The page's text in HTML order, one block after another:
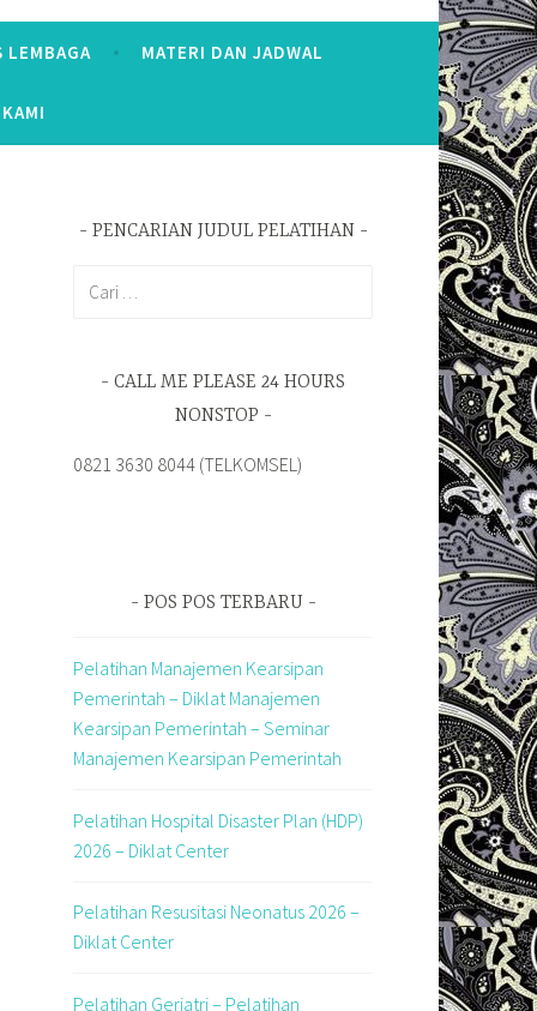
LEMBAGA MATERI DAN JADWAL
PENCARIAN JUDUL PELATIHAN
CALL ME PLEASE 24 HOURS
NONSTOP
0821 3630 8044 (TELKOMSEL)
POS POS TERBARU
Pelatihan Manajemen Kearsipan
Pemerintah – Diklat Manajemen
Kearsipan Pemerintah – Seminar
Manajemen Kearsipan Pemerintah
Pelatihan Hospital Disaster Plan (HDP)
2026 – Diklat Center
Pelatihan Resusitasi Neonatus 2026 –
Diklat Center
Pelatihan Geriatri – Pelatihan